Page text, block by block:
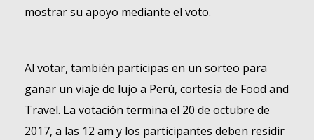
mostrar su apoyo mediante el voto.
Al votar, también participas en un sorteo para
ganar un viaje de lujo a Perú, cortesía de Food and
Travel. La votación termina el 20 de octubre de
2017, a las 12 am y los participantes deben residir